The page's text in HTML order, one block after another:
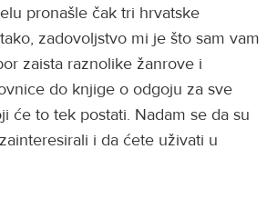
pronašle čak tri hrvatske
zadovoljstvo mi je što sam vam
zaista raznolike žanrove i
do knjige o odgoju za sve
će to tek postati. Nadam se da su
i da ćete uživati u